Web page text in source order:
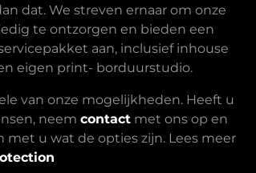
dat. We streven ernaar om onze
te ontzorgen en bieden een
aan, inclusief inhouse
eigen print- borduurstudio.
van onze mogelijkheden. Heeft u
neemcontact met ons op en
met u wat de opties zijn. Lees meer